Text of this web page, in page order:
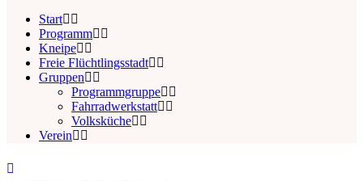
Start
Programm
Kneipe
Freie Flüchtlingsstadt
Gruppen
Programmgruppe
Fahrradwerkstatt
Volksküche
Verein